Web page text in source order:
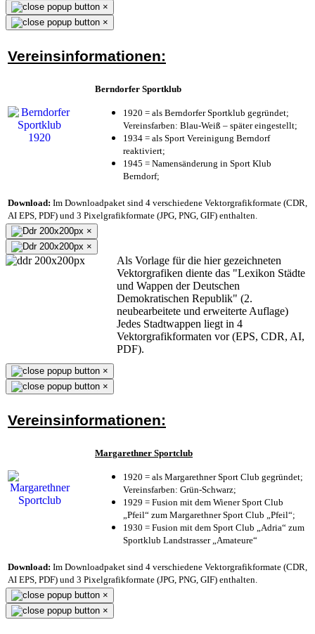
×
×
Vereinsinformationen:
Berndorfer Sportklub
1920 = als Berndorfer Sportklub gegründet;
Vereinsfarben: Blau-Weiß – später eingestellt;
1934 = als Sport Vereinigung Berndorf
reaktiviert;
1945 = Namensänderung in Sport Klub
Berndorf;
Download: Im Downloadpaket sind 4 verschiedene Vektorgrafikformate (CDR,
AI EPS, PDF) und 3 Pixelgrafikformate (JPG, PNG, GIF) enthalten.
×
×
Als Vorlage für die hier gezeichneten
Vektorgrafiken diente das "Lexikon Städte
und Wappen der Deutschen
Demokratischen Republik" (2.
neubearbeitete und erweiterte Auflage)
Jedes Stadtwappen liegt in 4
Vektorgrafikformaten vor (EPS, CDR, AI,
PDF).
×
×
Vereinsinformationen:
Margarethner Sportclub
1920 = als Margarethner Sport Club gegründet;
Vereinsfarben: Grün-Schwarz;
1929 = Fusion mit dem Wiener Sport Club
„Pfeil“ zum Margarethner Sport Club „Pfeil“;
1930 = Fusion mit dem Sport Club „Adria“ zum
Sportklub Landstrasser „Amateure“
Download: Im Downloadpaket sind 4 verschiedene Vektorgrafikformate (CDR,
AI EPS, PDF) und 3 Pixelgrafikformate (JPG, PNG, GIF) enthalten.
×
×